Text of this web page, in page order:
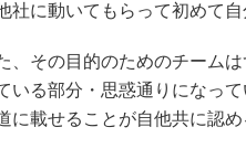
社に動いてもらって初めて
、その目的のためのチーム
いる部分・思惑通りになっ
に載せることが自他共に認め